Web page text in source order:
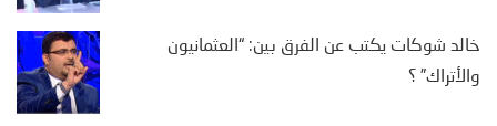
خالد شوكات يكتب عن الفرق بين: “العثمانيون
والأتراك” ؟